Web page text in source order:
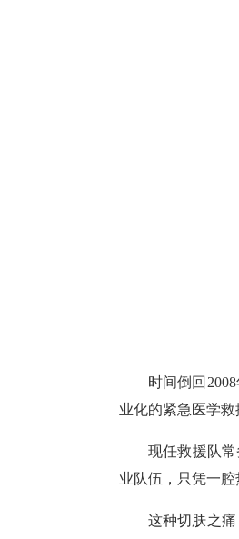
时间倒回
业化的紧急医学救
现任救援队
业队伍，只凭一
这种切肤之